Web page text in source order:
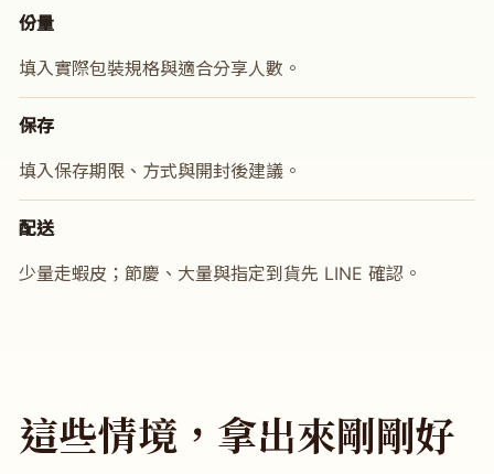
份量
填入實際包裝規格與適合分享人數。
保存
填入保存期限、方式與開封後建議。
配送
少量走蝦皮；節慶、大量與指定到貨先 LINE 確認。
這些情境，拿出來剛剛好